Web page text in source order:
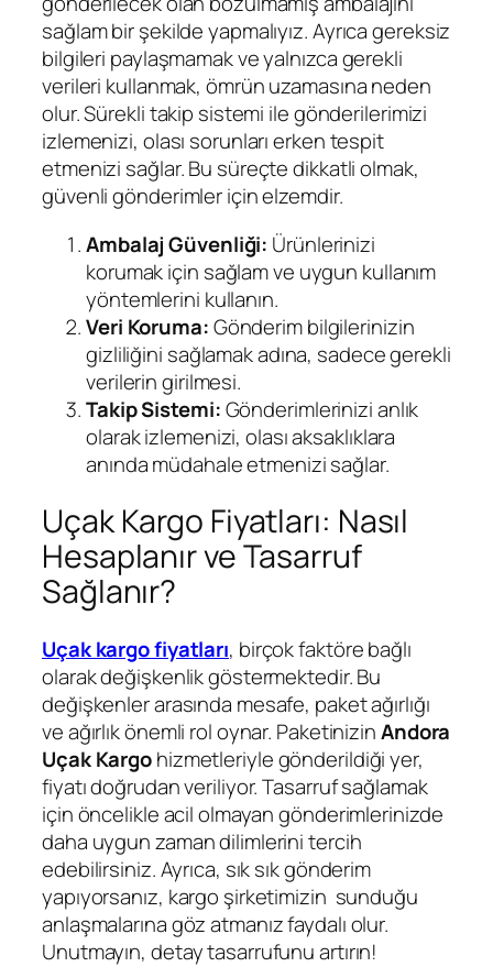
sağlam bir şekilde yapmalıyız. Ayrıca gereksiz
bilgileri paylaşmamak ve yalnızca gerekli
verileri kullanmak, ömrün uzamasına neden
olur. Sürekli takip sistemi ile gönderilerimizi
izlemenizi, olası sorunları erken tespit
etmenizi sağlar. Bu süreçte dikkatli olmak,
güvenli gönderimler için elzemdir.
Ambalaj Güvenliği: Ürünlerinizi
korumak için sağlam ve uygun kullanım
yöntemlerini kullanın.
Veri Koruma:Gönderim bilgilerinizin
gizliliğini sağlamak adına, sadece gerekli
verilerin girilmesi.
Takip Sistemi:Gönderimlerinizi anlık
olarak izlemenizi, olası aksaklıklara
anında müdahale etmenizi sağlar.
Uçak Kargo Fiyatları: Nasıl
Hesaplanır ve Tasarruf
Sağlanır?
Uçak kargo fiyatları, birçok faktöre bağlı
olarak değişkenlik göstermektedir. Bu
değişkenler arasında mesafe, paket ağırlığı
ve ağırlık önemli rol oynar. PaketinizinAndora
Uçak Kargohizmetleriyle gönderildiği yer,
fiyatı doğrudan veriliyor. Tasarruf sağlamak
için öncelikle acil olmayan gönderimlerinizde
daha uygun zaman dilimlerini tercih
edebilirsiniz. Ayrıca, sık sık gönderim
yapıyorsanız, kargo şirketimizin sunduğu
anlaşmalarına göz atmanız faydalı olur.
Unutmayın, detay tasarrufunu artırın!